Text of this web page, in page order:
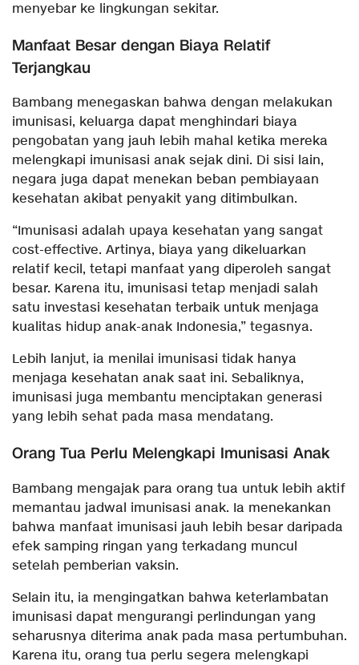
menyebar ke lingkungan sekitar.
Manfaat Besar dengan Biaya Relatif
Terjangkau
Bambang menegaskan bahwa dengan melakukan
imunisasi, keluarga dapat menghindari biaya
pengobatan yang jauh lebih mahal ketika mereka
melengkapi imunisasi anak sejak dini. Di sisi lain,
negara juga dapat menekan beban pembiayaan
kesehatan akibat penyakit yang ditimbulkan.
“Imunisasi adalah upaya kesehatan yang sangat
cost-effective. Artinya, biaya yang dikeluarkan
relatif kecil, tetapi manfaat yang diperoleh sangat
besar. Karena itu, imunisasi tetap menjadi salah
satu investasi kesehatan terbaik untuk menjaga
kualitas hidup anak-anak Indonesia,” tegasnya.
Lebih lanjut, ia menilai imunisasi tidak hanya
menjaga kesehatan anak saat ini. Sebaliknya,
imunisasi juga membantu menciptakan generasi
yang lebih sehat pada masa mendatang.
Orang Tua Perlu Melengkapi Imunisasi Anak
Bambang mengajak para orang tua untuk lebih aktif
memantau jadwal imunisasi anak. Ia menekankan
bahwa manfaat imunisasi jauh lebih besar daripada
efek samping ringan yang terkadang muncul
setelah pemberian vaksin.
Selain itu, ia mengingatkan bahwa keterlambatan
imunisasi dapat mengurangi perlindungan yang
seharusnya diterima anak pada masa pertumbuhan.
Karena itu, orang tua perlu segera melengkapi